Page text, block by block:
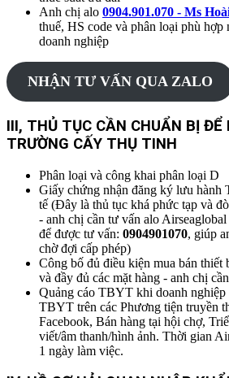
Anh chị alo 0904.901.070 - Ms
thuế, HS code và phân loại phù hợp
doanh nghiệp
NHẬN TƯ VẤN QUA ZALO
III, THỦ TỤC CẦN CHUẨN BỊ ĐỂ
TRƯỜNG CẤY THỤ TINH
Phân loại và công khai phân loại D
Giấy chứng nhận đăng ký lưu
tế (Đây là thủ tục khá phức tạp và
- anh chị cần tư vấn alo
để được tư vấn: 0904901070, giúp
chờ đợi cấp phép)
Công bố đủ điều kiện mua bán
và đầy đủ các mặt hàng - anh chị
Quảng cáo TBYT khi doanh nghiệp
TBYT trên các Phương tiện truyền
Facebook, Bán hàng tại hội chợ,
viết/âm thanh/hình ảnh. Thời gian
1 ngày làm việc.